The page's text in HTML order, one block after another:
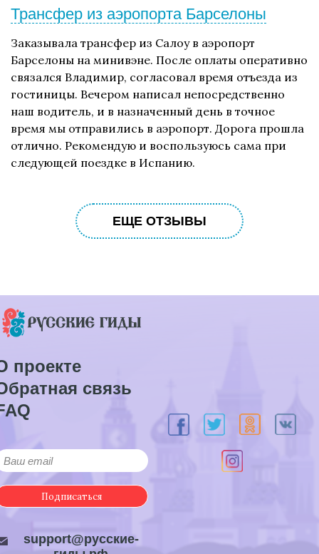
Трансфер из аэропорта Барселоны
Заказывала трансфер из Салоу в аэропорт
Барселоны на минивэне. После оплаты оперативно
связался Владимир, согласовал время отъезда из
гостиницы. Вечером написал непосредственно
наш водитель, и в назначенный день в точное
время мы отправились в аэропорт. Дорога прошла
отлично. Рекомендую и воспользуюсь сама при
следующей поездке в Испанию.
ЕЩЕ ОТЗЫВЫ
проекте
связь
Подписаться
support@русские-